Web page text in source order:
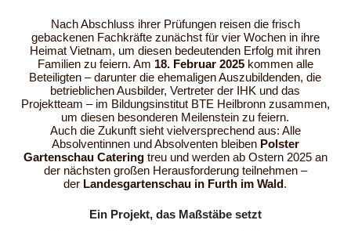
Nach Abschluss ihrer Prüfungen reisen die frisch
gebackenen Fachkräfte zunächst für vier Wochen in ihre
Heimat Vietnam, um diesen bedeutenden Erfolg mit ihren
Familien zu feiern. Am 18. Februar 2025kommen alle
Beteiligten – darunter die ehemaligen Auszubildenden, die
betrieblichen Ausbilder, Vertreter der IHK und das
Projektteam – im Bildungsinstitut BTE Heilbronn zusammen,
um diesen besonderen Meilenstein zu feiern.
Auch die Zukunft sieht vielversprechend aus: Alle
Absolventinnen und Absolventen bleiben Polster
Gartenschau Cateringtreu und werden ab Ostern 2025 an
der nächsten großen Herausforderung teilnehmen –
der Landesgartenschau in Furth im Wald.
Ein Projekt, das Maßstäbe setzt